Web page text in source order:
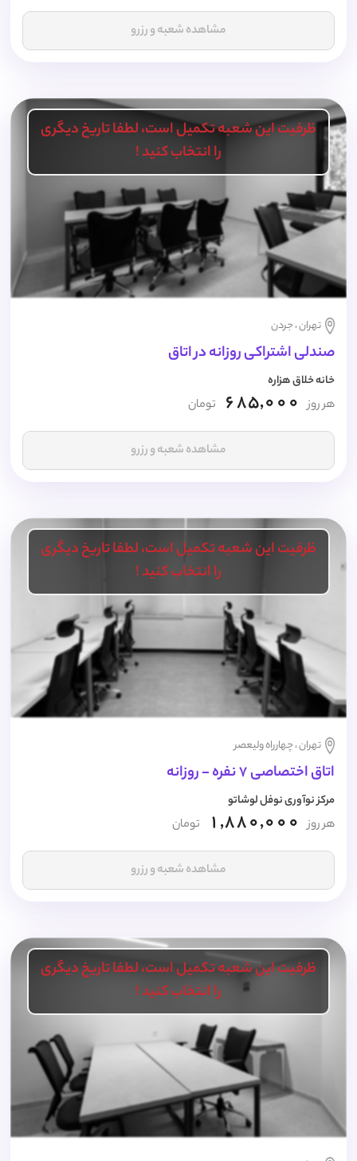
مشاهده شعبه و رزرو
ظرفیت این شعبه تکمیل است، لطفا تاریخ دیگری
را انتخاب کنید !
تهران ، جردن
صندلی اشتراکی روزانه در اتاق
خانه خلاق هزاره
هر روز 685,000 تومان
مشاهده شعبه و رزرو
ظرفیت این شعبه تکمیل است، لطفا تاریخ دیگری
را انتخاب کنید !
تهران ، چهارراه ولیعصر
اتاق اختصاصی 7 نفره - روزانه
مرکز نوآوری نوفل لوشاتو
هر روز 1,880,000 تومان
مشاهده شعبه و رزرو
ظرفیت این شعبه تکمیل است، لطفا تاریخ دیگری
را انتخاب کنید !